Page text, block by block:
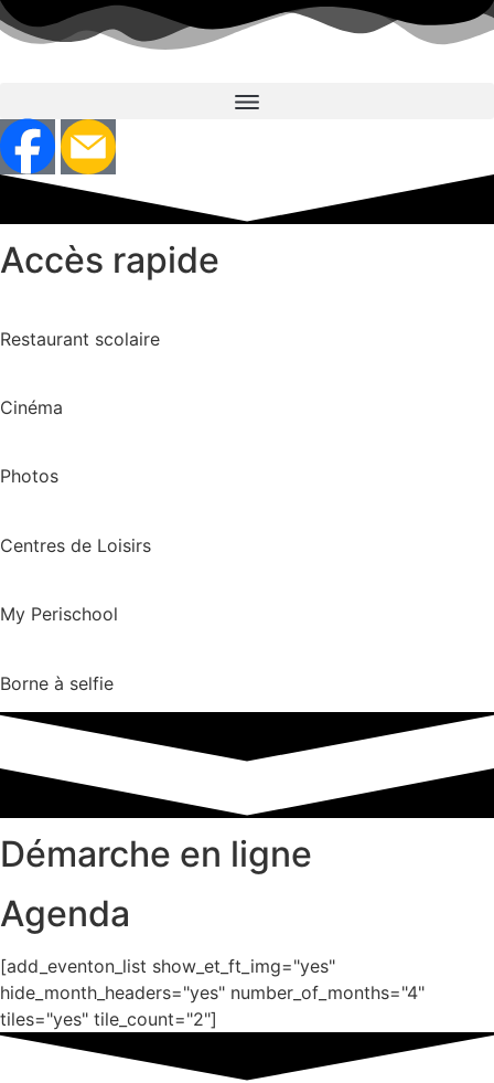
Aller
au
Accès rapide
Restaurant scolaire
Cinéma
Photos
Centres de Loisirs
My Perischool
Borne à selfie
Démarche en ligne
Agenda
[add_eventon_list show_et_ft_img="yes"
hide_month_headers="yes" number_of_months="4"
tiles="yes" tile_count="2"]